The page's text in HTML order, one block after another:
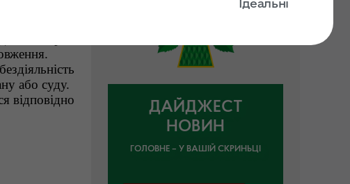
має бути
надання
строк
або суду.
відповідно
ДАЙДЖЕСТ
НОВИН
ГОЛОВНЕ – У ВАШІЙ СКРИНЬЦІ